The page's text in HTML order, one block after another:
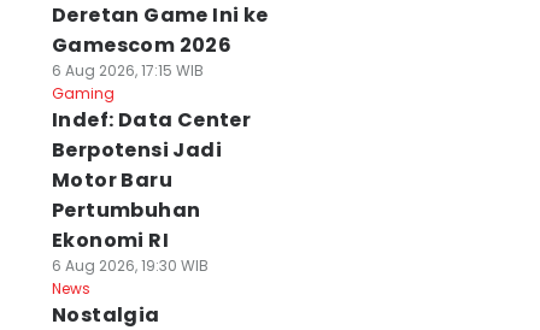
Deretan Game Ini ke
Gamescom 2026
6 Aug 2026, 17:15 WIB
Gaming
Indef: Data Center
Berpotensi Jadi
Motor Baru
Pertumbuhan
Ekonomi RI
6 Aug 2026, 19:30 WIB
News
Nostalgia